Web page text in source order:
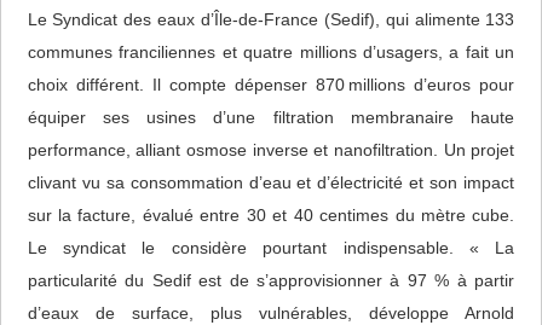
Le Syndicat des eaux d’Île-de-France (Sedif), qui alimente 133
communes franciliennes et quatre millions d’usagers, a fait un
choix différent. Il compte dépenser 870 millions d’euros pour
équiper ses usines d’une filtration membranaire haute
performance, alliant osmose inverse et nanofiltration. Un projet
clivant vu sa consommation d’eau et d’électricité et son impact
sur la facture, évalué entre 30 et 40 centimes du mètre cube.
Le syndicat le considère pourtant indispensable. « La
particularité du Sedif est de s’approvisionner à 97 % à partir
d’eaux de surface, plus vulnérables, développe Arnold